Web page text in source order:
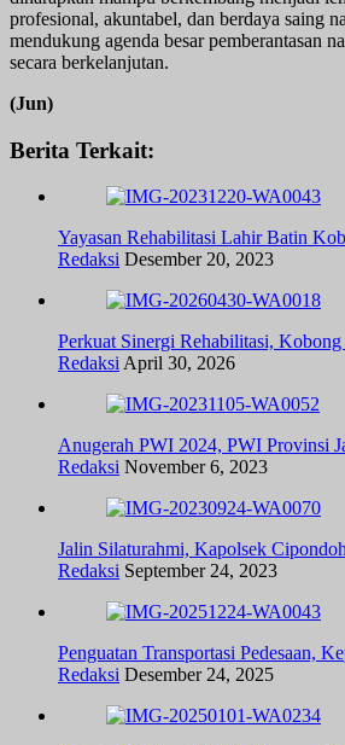
profesional, akuntabel, dan berdaya saing
mendukung agenda besar pemberantasan
secara berkelanjutan.
(Jun)
Berita Terkait:
Yayasan Rehabilitasi Lahir Batin
Redaksi Desember 20, 2023
Perkuat Sinergi Rehabilitasi,
Redaksi April 30, 2026
Anugerah PWI 2024, PWI Provinsi
Redaksi November 6, 2023
Jalin Silaturahmi, Kapolsek
Redaksi September 24, 2023
Penguatan Transportasi Pedesaan,
Redaksi Desember 24, 2025